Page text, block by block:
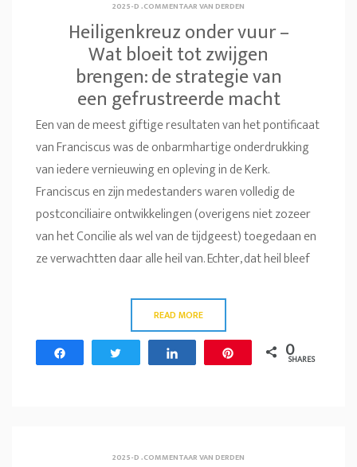
2025-D.COMMENTAAR VAN DERDEN
Heiligenkreuz onder vuur –
Wat bloeit tot zwijgen
brengen: de strategie van
een gefrustreerde macht
Een van de meest giftige resultaten van het pontificaat
van Franciscus was de onbarmhartige onderdrukking
van iedere vernieuwing en opleving in de Kerk.
Franciscus en zijn medestanders waren volledig de
postconciliaire ontwikkelingen (overigens niet zozeer
van het Concilie als wel van de tijdgeest) toegedaan en
ze verwachtten daar alle heil van. Echter, dat heil bleef
READ MORE
0
SHARES
2025-D.COMMENTAAR VAN DERDEN